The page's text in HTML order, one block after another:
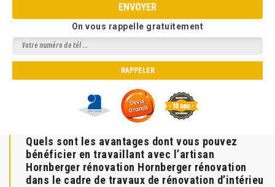
On vous rappelle gratuitement
Quels sont les avantages dont vous pouvez
bénéficier en travaillant avec l’artisan
Hornberger rénovation Hornberger rénovation
dans le cadre de travaux de rénovation d’intérieu